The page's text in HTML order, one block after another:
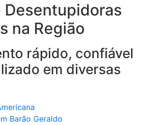
Desentupidoras
na Região
rápido, confiável
em diversas
Barão Geraldo